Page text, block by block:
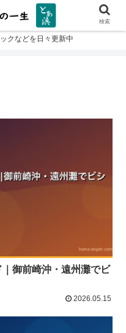
クなどを日々更新中
御前崎沖・遠州灘でビ
2026.05.15
検索